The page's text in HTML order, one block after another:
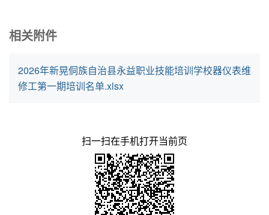
相关附件
2026年新晃侗族自治县永益职业技能培训学校器仪表维
修工第一期培训名单.xlsx
扫一扫在手机打开当前页